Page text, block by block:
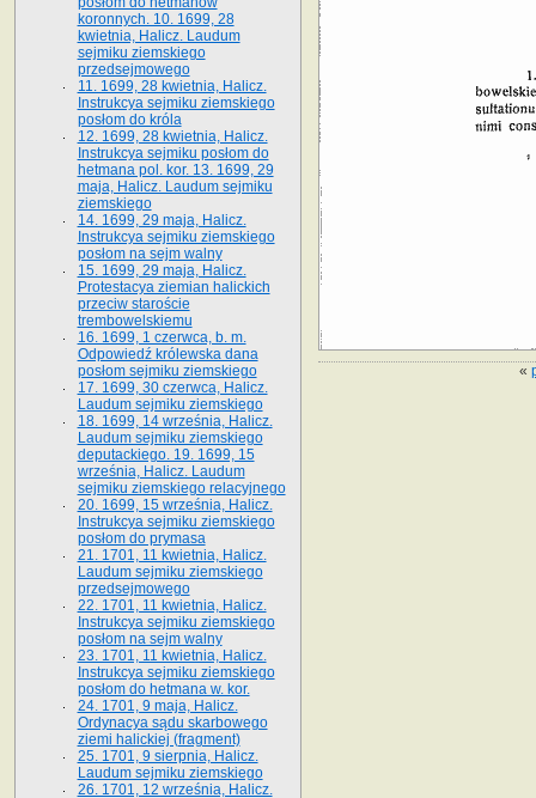
«
koronnych. 10. 1699, 28
kwietnia, Halicz. Laudum
sejmiku ziemskiego
przedsejmowego
11. 1699, 28 kwietnia, Halicz.
Instrukcya sejmiku ziemskiego
posłom do króla
12. 1699, 28 kwietnia, Halicz.
Instrukcya sejmiku posłom do
hetmana pol. kor. 13. 1699, 29
maja, Halicz. Laudum sejmiku
ziemskiego
14. 1699, 29 maja, Halicz.
Instrukcya sejmiku ziemskiego
posłom na sejm walny
15. 1699, 29 maja, Halicz.
Protestacya ziemian halickich
przeciw staroście
trembowelskiemu
16. 1699, 1 czerwca, b. m.
Odpowiedź królewska dana
posłom sejmiku ziemskiego
17. 1699, 30 czerwca, Halicz.
Laudum sejmiku ziemskiego
18. 1699, 14 września, Halicz.
Laudum sejmiku ziemskiego
deputackiego. 19. 1699, 15
września, Halicz. Laudum
sejmiku ziemskiego relacyjnego
20. 1699, 15 września, Halicz.
Instrukcya sejmiku ziemskiego
posłom do prymasa
21. 1701, 11 kwietnia, Halicz.
Laudum sejmiku ziemskiego
przedsejmowego
22. 1701, 11 kwietnia, Halicz.
Instrukcya sejmiku ziemskiego
posłom na sejm walny
23. 1701, 11 kwietnia, Halicz.
Instrukcya sejmiku ziemskiego
posłom do hetmana w. kor.
24. 1701, 9 maja, Halicz.
Ordynacya sądu skarbowego
ziemi halickiej (fragment)
25. 1701, 9 sierpnia, Halicz.
Laudum sejmiku ziemskiego
26. 1701, 12 września, Halicz.